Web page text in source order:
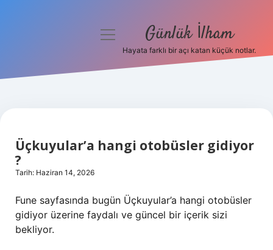
Hakkımızda
menüyü
Günlük İlham
Hayata farklı bir açı katan küçük notlar.
Üçkuyular’a hangi otobüsler gidiyor
?
Tarih: Haziran 14, 2026
Fune sayfasında bugün Üçkuyular’a hangi otobüsler
gidiyor üzerine faydalı ve güncel bir içerik sizi
bekliyor.